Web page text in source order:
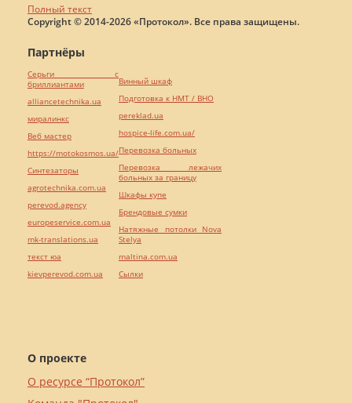
Полный текст
Copyright © 2014-2026 «Протокол». Все права защищены.
О проекте
О ресурсе “Протокол”
Партнёры
Серьги с
бриллиантами
alliancetechnika.ua
миралинкс
Веб мастер
https://motokosmos.ua/
Синтезаторы
agrotechnika.com.ua
perevod.agency
europeservice.com.ua
mk-translations.ua
текст юа
kievperevod.com.ua
Винный шкаф
Подготовка к НМТ / ВНО
pereklad.ua
hospice-life.com.ua/
Перевозка больных
Перевозка лежачих
больных за границу
Шкафы купе
Брендовые сумки
Натяжные потолки Nova
Stelya
maltina.com.ua
Cылки